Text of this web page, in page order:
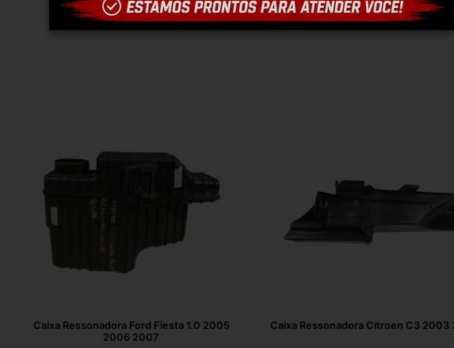
Ler mais
Caixa Ressonadora Ford Fiesta 1.0 2005
2006 2007
Caixa Ressonadora Citroen C3 2003